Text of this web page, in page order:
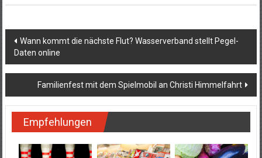
Beitragsnavigation
Wann kommt die nächste Flut? Wasserverband stellt Pegel-
Daten online
Familienfest mit dem Spielmobil an Christi Himmelfahrt
Empfehlungen